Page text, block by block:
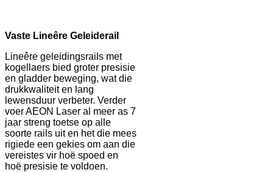
Vaste Lineêre Geleiderail
Lineêre geleidingsrails met
kogellaers bied groter presisie
en gladder beweging, wat die
drukkwaliteit en lang
lewensduur verbeter. Verder
voer AEON Laser al meer as 7
jaar streng toetse op alle
soorte rails uit en het die mees
rigiede een gekies om aan die
vereistes vir hoë spoed en
hoë presisie te voldoen.